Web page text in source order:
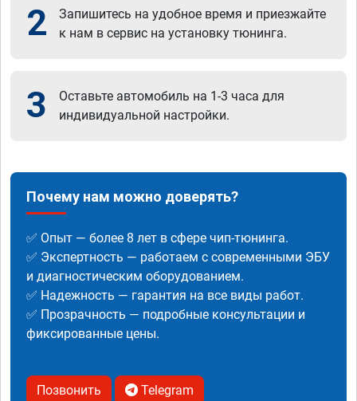
2
Запишитесь на удобное время и приезжайте
к нам в сервис на установку тюнинга.
3
Оставьте автомобиль на 1-3 часа для
индивидуальной настройки.
Почему нам можно доверять?
✅ Опыт — более 8 лет в сфере чип-тюнинга.
✅ Экспертность — работаем с современными ЭБУ
и диагностическим оборудованием.
✅ Надежность — гарантия на все виды работ.
✅ Прозрачность — подробные консультации и
фиксированные цены.
Позвонить Telegram